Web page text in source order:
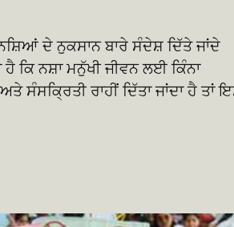
ਦੇ ਨੁਕਸਾਨ ਬਾਰੇ ਸੰਦੇਸ਼ ਦਿੱਤੇ ਜਾਂਦੇ
ਕਿ ਨਸ਼ਾ ਮਨੁੱਖੀ ਜੀਵਨ ਲਈ ਕਿੰਨਾ
ਸੰਸਕ੍ਰਿਤੀ ਰਾਹੀਂ ਦਿੱਤਾ ਜਾਂਦਾ ਹੈ ਤਾਂ